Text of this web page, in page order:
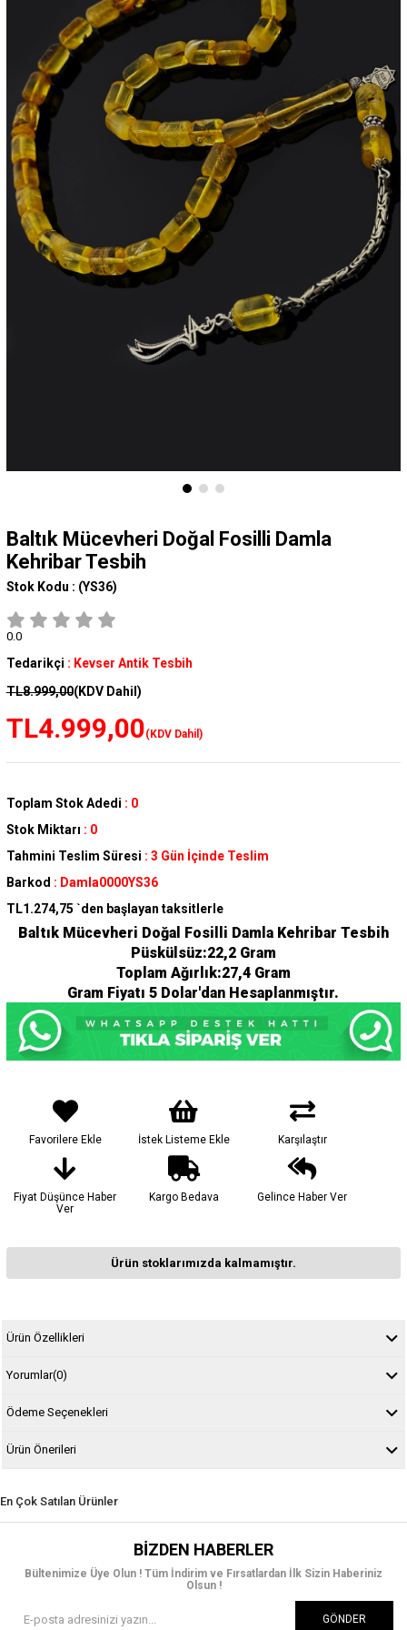
Baltık Mücevheri Doğal Fosilli Damla
Kehribar Tesbih
Stok Kodu : (YS36)
0.0
Tedarikçi : Kevser Antik Tesbih
TL8.999,00(KDV Dahil)
TL4.999,00(KDV Dahil)
Toplam Stok Adedi : 0
Stok Miktarı : 0
Tahmini Teslim Süresi : 3 Gün İçinde Teslim
Barkod : Damla0000YS36
TL1.274,75 `den başlayan taksitlerle
Baltık Mücevheri Doğal Fosilli Damla Kehribar Tesbih
Püskülsüz:22,2 Gram
Toplam Ağırlık:27,4 Gram
Gram Fiyatı 5 Dolar'dan Hesaplanmıştır.
Favorilere Ekle İstek Listeme Ekle Karşılaştır
Fiyat Düşünce Haber
Ver
Kargo Bedava Gelince Haber Ver
Ürün stoklarımızda kalmamıştır.
Ürün Özellikleri
Yorumlar(0)
Ödeme Seçenekleri
Ürün Önerileri
En Çok Satılan Ürünler
BIZDEN HABERLER
Bültenimize Üye Olun ! Tüm İndirim ve Fırsatlardan İlk Sizin Haberiniz
Olsun !
GÖNDER